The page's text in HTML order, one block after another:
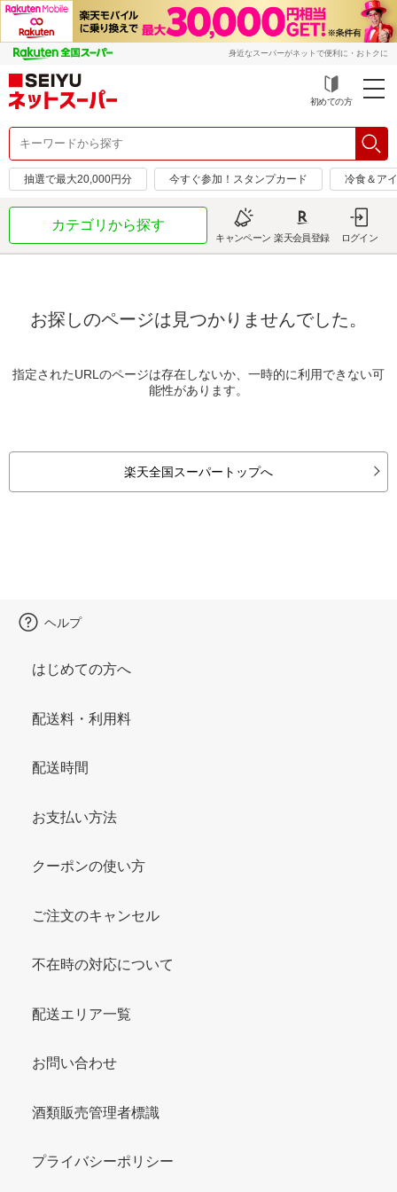
身近なスーパーがネットで便利に・おトクに
初めての方
抽選で最大20,000円分 今すぐ参加！スタンプカード 冷食＆ア
カテゴリから探す
キャンペーン 楽天会員登録 ログイン
お探しのページは見つかりませんでした。
指定されたURLのページは存在しないか、一時的に利用できない可
能性があります。
楽天全国スーパートップへ
ヘルプ
はじめての方へ
配送料・利用料
配送時間
お支払い方法
クーポンの使い方
ご注文のキャンセル
不在時の対応について
配送エリア一覧
お問い合わせ
酒類販売管理者標識
プライバシーポリシー